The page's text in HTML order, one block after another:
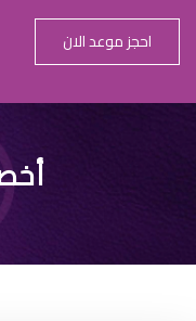
احجز موعد الان